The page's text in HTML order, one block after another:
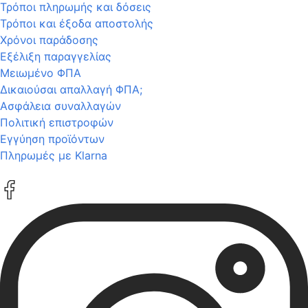
Τρόποι πληρωμής και δόσεις
Τρόποι και έξοδα αποστολής
Χρόνοι παράδοσης
Εξέλιξη παραγγελίας
Μειωμένο ΦΠΑ
Δικαιούσαι απαλλαγή ΦΠΑ;
Ασφάλεια συναλλαγών
Πολιτική επιστροφών
Εγγύηση προϊόντων
Πληρωμές με Klarna